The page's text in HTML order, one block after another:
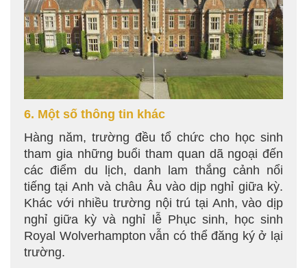
6. Một số thông tin khác
Hàng năm, trường đều tổ chức cho học sinh
tham gia những buổi tham quan dã ngoại đến
các điểm du lịch, danh lam thắng cảnh nổi
tiếng tại Anh và châu Âu vào dịp nghỉ giữa kỳ.
Khác với nhiều trường nội trú tại Anh, vào dịp
nghỉ giữa kỳ và nghỉ lễ Phục sinh, học sinh
Royal Wolverhampton vẫn có thể đăng ký ở lại
trường.